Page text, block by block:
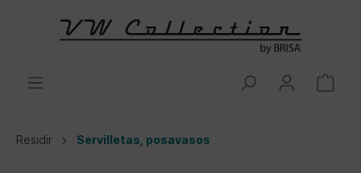
Residir Servilletas, posavasos